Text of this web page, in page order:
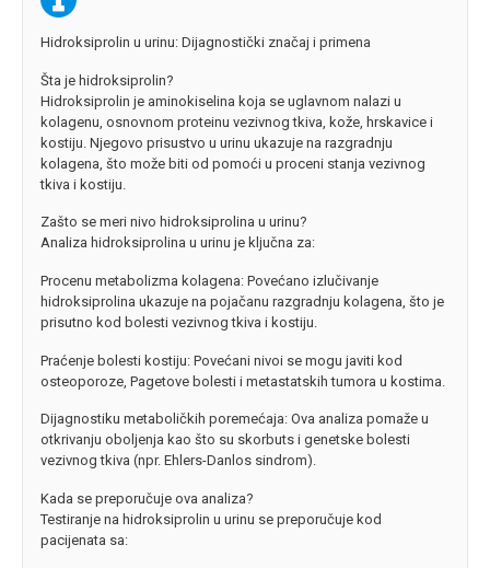
Hidroksiprolin u urinu: Dijagnostički značaj i primena
Šta je hidroksiprolin?
Hidroksiprolin je aminokiselina koja se uglavnom nalazi u
kolagenu, osnovnom proteinu vezivnog tkiva, kože, hrskavice i
kostiju. Njegovo prisustvo u urinu ukazuje na razgradnju
kolagena, što može biti od pomoći u proceni stanja vezivnog
tkiva i kostiju.
Zašto se meri nivo hidroksiprolina u urinu?
Analiza hidroksiprolina u urinu je ključna za:
Procenu metabolizma kolagena: Povećano izlučivanje
hidroksiprolina ukazuje na pojačanu razgradnju kolagena, što je
prisutno kod bolesti vezivnog tkiva i kostiju.
Praćenje bolesti kostiju: Povećani nivoi se mogu javiti kod
osteoporoze, Pagetove bolesti i metastatskih tumora u kostima.
Dijagnostiku metaboličkih poremećaja: Ova analiza pomaže u
otkrivanju oboljenja kao što su skorbuts i genetske bolesti
vezivnog tkiva (npr. Ehlers-Danlos sindrom).
Kada se preporučuje ova analiza?
Testiranje na hidroksiprolin u urinu se preporučuje kod
pacijenata sa: